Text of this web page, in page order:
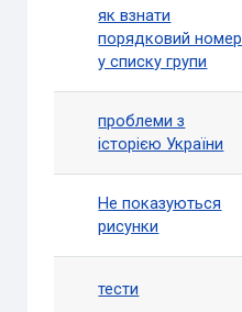
як взнати
порядковий номер
у списку групи
проблеми з
історією України
Не показуються
рисунки
тести